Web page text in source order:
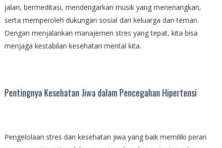
jalan, bermeditasi, mendengarkan musik yang menenangkan,
serta memperoleh dukungan sosial dari keluarga dan teman.
Dengan menjalankan manajemen stres yang tepat, kita bisa
menjaga kestabilan kesehatan mental kita.
Pentingnya Kesehatan Jiwa dalam Pencegahan Hipertensi
Pengelolaan stres dan kesehatan jiwa yang baik memiliki peran